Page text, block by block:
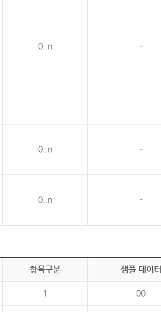
0..n -
0..n -
0..n -
항목구분 샘플 데이터
1 00